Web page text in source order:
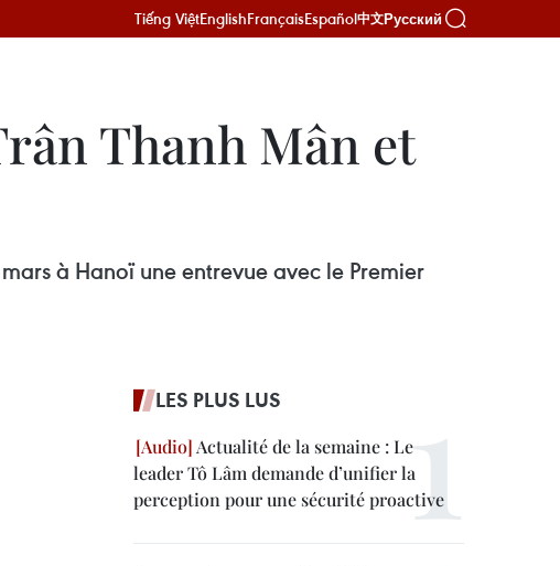
Tiếng ViệtEnglishFrançaisEspañol中文Русский
Thanh Mân et
à Hanoï une entrevue avec le Premier
LES PLUS LUS
Actualité de la semaine : Le
leader Tô Lâm demande d’unifier la
perception pour une sécurité proactive